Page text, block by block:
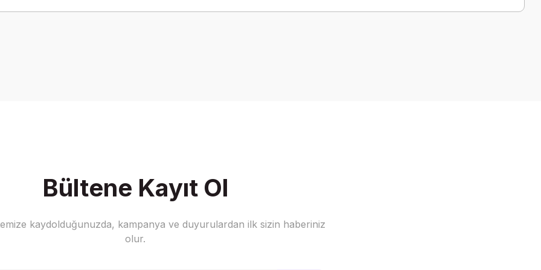
Gönder
Bültene Kayıt Ol
kaydolduğunuzda, kampanya ve duyurulardan ilk sizin haberiniz
olur.